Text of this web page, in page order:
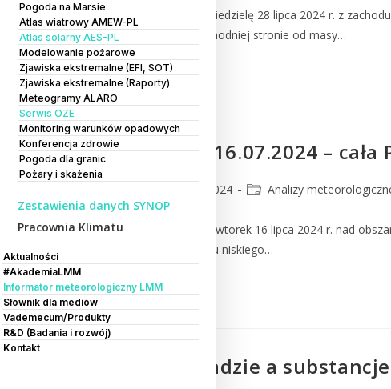
Pogoda na Marsie
Atlas wiatrowy AMEW-PL
Atlas solarny AES-PL
Modelowanie pożarowe
Zjawiska ekstremalne (EFI, SOT)
Zjawiska ekstremalne (Raporty)
Meteogramy ALARO
Serwis OZE
Monitoring warunków opadowych
Konferencja zdrowie
Pogoda dla granic
Pożary i skażenia
Zestawienia danych SYNOP
Pracownia Klimatu
Aktualności
#AkademiaLMM
Informator meteorologiczny LMM
Słownik dla mediów
Vademecum/Produkty
R&D (Badania i rozwój)
Kontakt
Sytuacja synoptyczna W niedzielę 28 lipca 2024 r. z
napływającą po jego wschodniej stronie od masy…
Czytaj Dalej
Burze w dniu 16.07.2024 – cała
23 lipca 2024 Analizy
Sytuacja synoptyczna We wtorek 16 lipca 2024 r. nad
obecność płytkiego układu niskiego…
Czytaj Dalej
Pożary w Kanadzie a